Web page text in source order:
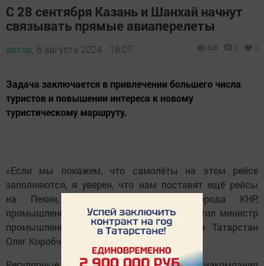
С 28 сентября Казань и Шанхай начнут
связывать прямые авиаперелеты
автор, 6 августа 2024 - 18:07 826 0 0
Задача заключается в привлечении большего числа
туристов и повышении интереса к новому
туристическому маршруту.
«Если мы покажем, что самолёты на этом рейсе
заполняются, я уверен, что нам поставят ещё рейсы
на Пекин, на другие крупные города КНР,
промышленные и туристические», — отметил министр
промышленности и торговли Республики Татарстан
Олег Коробченко. Пишет Татар-информ.